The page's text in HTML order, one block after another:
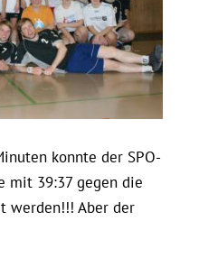
konnte der SPO-
mit 39:37 gegen die
werden!!! Aber der